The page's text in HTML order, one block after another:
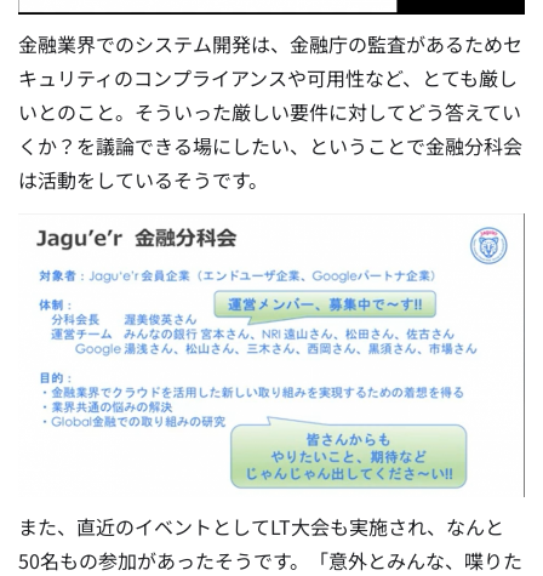
金融業界でのシステム開発は、金融庁の監査があるためセ
キュリティのコンプライアンスや可用性など、とても厳し
いとのこと。そういった厳しい要件に対してどう答えてい
くか？を議論できる場にしたい、ということで金融分科会
は活動をしているそうです。
また、直近のイベントとしてLT大会も実施され、なんと
50名もの参加があったそうです。「意外とみんな、喋りた